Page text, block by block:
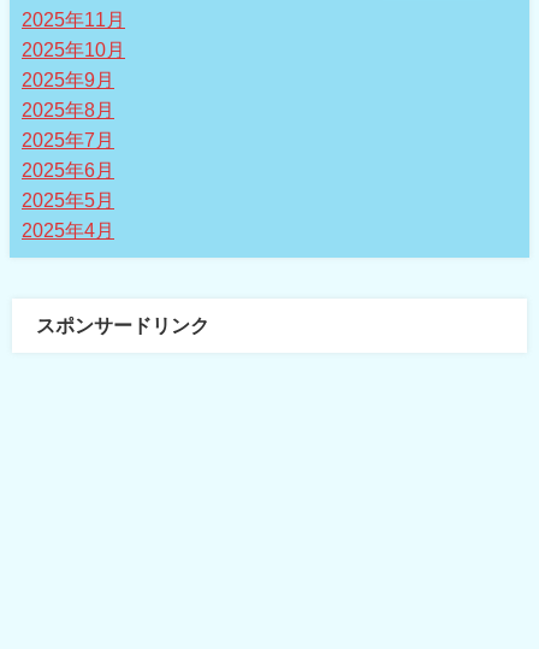
2025年11月
2025年10月
2025年9月
2025年8月
2025年7月
2025年6月
2025年5月
2025年4月
スポンサードリンク